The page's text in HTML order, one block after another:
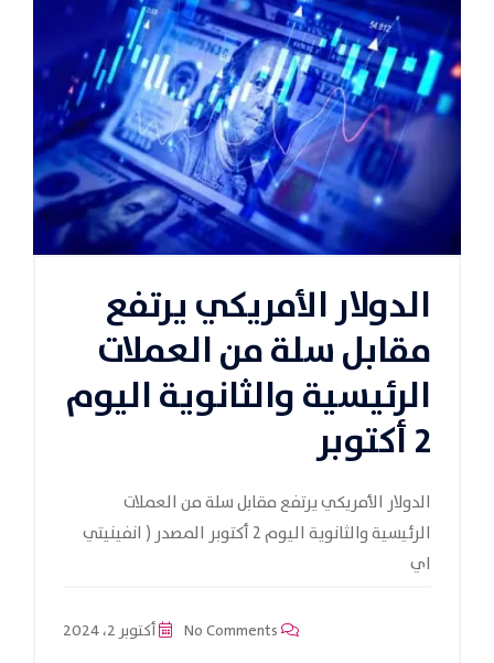
الدولار الأمريكي يرتفع
مقابل سلة من العملات
الرئيسية والثانوية اليوم
2 أكتوبر
الدولار الأمريكي يرتفع مقابل سلة من العملات
الرئيسية والثانوية اليوم 2 أكتوبر المصدر ( انفينيتي
اي
أكتوبر 2، 2024